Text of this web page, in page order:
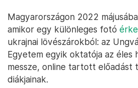
Magyarországon 2022
amikor egy különleges fotó
ukrajnai lövészárokból: az
Egyetem egyik oktatója az éles
messze, online tartott előadást
diákjainak.